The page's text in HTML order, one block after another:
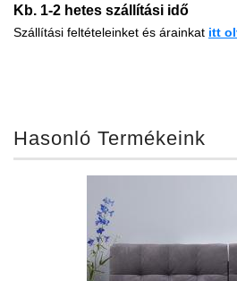
Kb. 1-2 hetes szállítási idő
Szállítási feltételeinket és árainkat itt
Hasonló Termékeink